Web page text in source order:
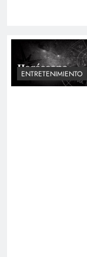
ENTRETENIMIENTO